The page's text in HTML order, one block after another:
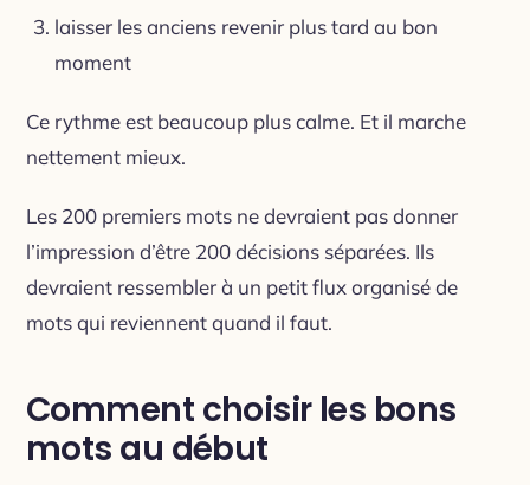
laisser les anciens revenir plus tard au bon
moment
Ce rythme est beaucoup plus calme. Et il marche
nettement mieux.
Les 200 premiers mots ne devraient pas donner
l’impression d’être 200 décisions séparées. Ils
devraient ressembler à un petit flux organisé de
mots qui reviennent quand il faut.
Comment choisir les bons
mots au début